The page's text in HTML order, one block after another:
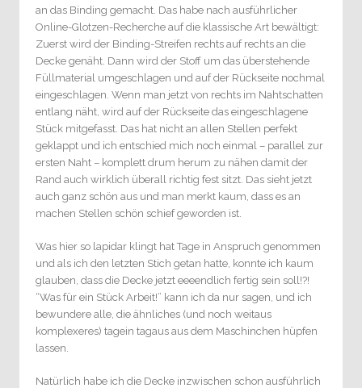
an das Binding gemacht. Das habe nach ausführlicher
Online-Glotzen-Recherche auf die klassische Art bewältigt:
Zuerst wird der Binding-Streifen rechts auf rechts an die
Decke genäht. Dann wird der Stoff um das überstehende
Füllmaterial umgeschlagen und auf der Rückseite nochmal
eingeschlagen. Wenn man jetzt von rechts im Nahtschatten
entlang näht, wird auf der Rückseite das eingeschlagene
Stück mitgefasst. Das hat nicht an allen Stellen perfekt
geklappt und ich entschied mich noch einmal – parallel zur
ersten Naht – komplett drum herum zu nähen damit der
Rand auch wirklich überall richtig fest sitzt. Das sieht jetzt
auch ganz schön aus und man merkt kaum, dass es an
machen Stellen schön schief geworden ist.
Was hier so lapidar klingt hat Tage in Anspruch genommen
und als ich den letzten Stich getan hatte, konnte ich kaum
glauben, dass die Decke jetzt eeeendlich fertig sein soll!?!
“Was für ein Stück Arbeit!” kann ich da nur sagen, und ich
bewundere alle, die ähnliches (und noch weitaus
komplexeres) tagein tagaus aus dem Maschinchen hüpfen
lassen.
Natürlich habe ich die Decke inzwischen schon ausführlich